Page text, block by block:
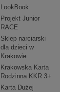
LookBook
Projekt Junior
RACE
Sklep narciarski
dla dzieci w
Krakowie
Krakowska Karta
Rodzinna KKR 3+
Karta Dużej